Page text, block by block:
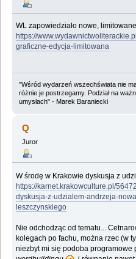
WL zapowiedziało nowe,
https://
graficzne-edycja-limitowana
"Wśród wydarzeń wszechświata nie
różnie je postrzegamy. Podział na
umysłach" - Marek Baraniecki
Q
Juror
W środę w Krakowie dyskusja z
https://karnet.krakowculture.pl/
dyskusja-z-udzialem-andrzeja-
leszczynskiego
Nie odchodząc od tematu...
kolegach po fachu, można rzec (w
niezbyt mi się podoba